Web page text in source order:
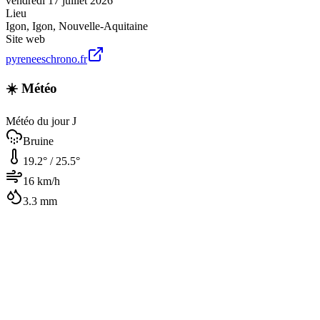
Lieu
Igon, Igon, Nouvelle-Aquitaine
Site web
pyreneeschrono.fr
☀️ Météo
Météo du jour J
Bruine
19.2° / 25.5°
16 km/h
3.3 mm